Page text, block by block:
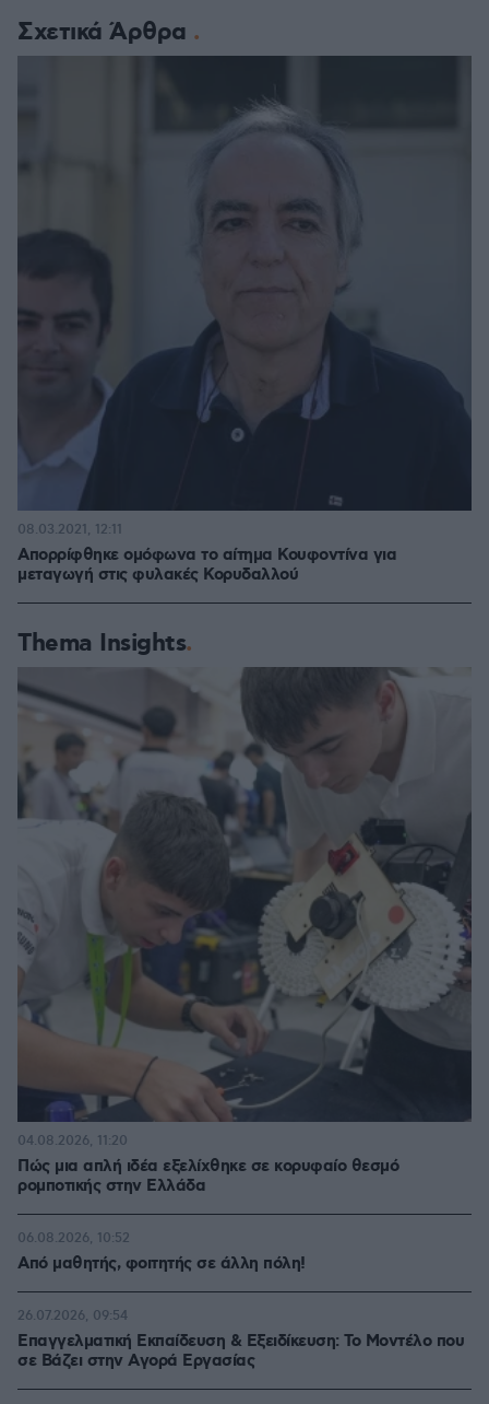
Σχετικά Άρθρα
Απορρίφθηκε ομόφωνα το αίτημα Κουφοντίνα για
μεταγωγή στις φυλακές Κορυδαλλού
08.03.2021, 12:11
Thema Insights
Πώς μια απλή ιδέα εξελίχθηκε σε κορυφαίο θεσμό
ρομποτικής στην Ελλάδα
04.08.2026, 11:20
Από μαθητής, φοιτητής σε άλλη πόλη!
06.08.2026, 10:52
Επαγγελματική Εκπαίδευση & Εξειδίκευση: Το Mοντέλο που
σε Bάζει στην Aγορά Eργασίας
26.07.2026, 09:54